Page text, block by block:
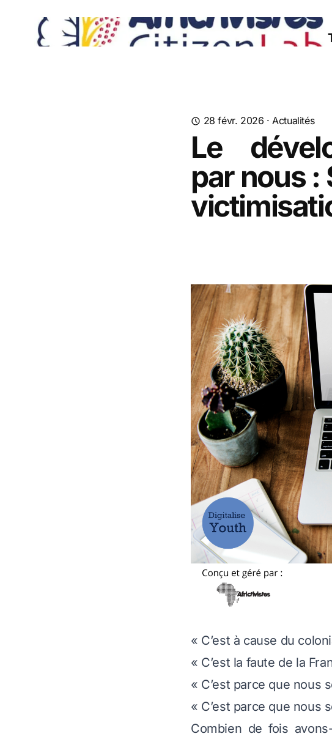
28 févr. 2026 ·Actualités
Le
par nous :
« C’est à cause du
« C’est la faute de la
« C’est parce que nous
« C’est parce que nous
Combien de fois